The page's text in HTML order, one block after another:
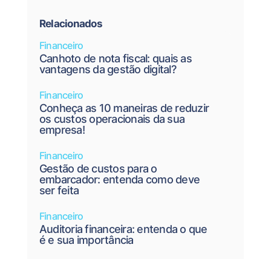
Relacionados
Financeiro
Canhoto de nota fiscal: quais as
vantagens da gestão digital?
Financeiro
Conheça as 10 maneiras de reduzir
os custos operacionais da sua
empresa!
Financeiro
Gestão de custos para o
embarcador: entenda como deve
ser feita
Financeiro
Auditoria financeira: entenda o que
é e sua importância